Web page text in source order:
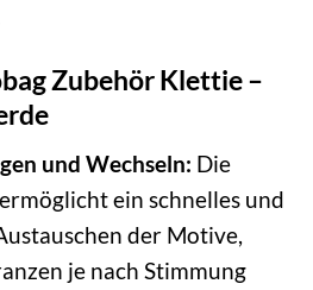
Zubehör Klettie –
und Wechseln: Die
ein schnelles und
der Motive,
je nach Stimmung